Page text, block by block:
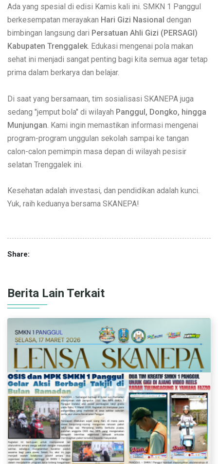
Ada yang spesial di edisi Kamis kali ini. SMKN 1 Panggul
berkesempatan merayakan Hari Gizi Nasional dengan
bimbingan langsung dari Persatuan Ahli Gizi (PERSAGI)
Kabupaten Trenggalek. Edukasi mengenai pola makan
sehat ini menjadi sangat penting bagi kita semua agar tetap
prima dalam berkarya dan belajar.
Di saat yang bersamaan, tim sosialisasi SKANEPA juga
sedang "jemput bola" di wilayah Panggul, Dongko, hingga
Munjungan . Kami ingin memastikan informasi mengenai
program-program unggulan sekolah sampai ke tangan
calon-calon pemimpin masa depan di wilayah pesisir
selatan Trenggalek ini.
Kesehatan adalah investasi, dan pendidikan adalah kunci.
Yuk, raih keduanya bersama SKANEPA!
Share:
Berita Lain Terkait